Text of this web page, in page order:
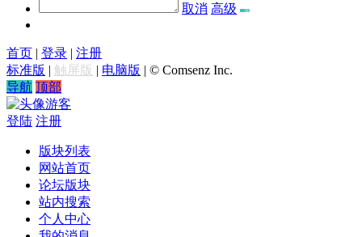
取消 高级
首页 | 登录 | 注册
标准版 | 触屏版 | 电脑版 | © Comsenz Inc.
导航 顶部
游客
登陆 注册
版块列表
网站首页
论坛版块
站内搜索
个人中心